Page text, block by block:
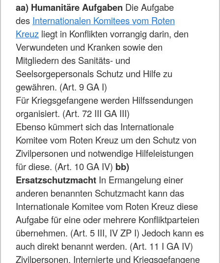
aa) Humanitäre Aufgaben Die Aufgabe
des Internationalen Komitees vom Roten
Kreuz liegt in Konflikten vorrangig darin, den
Verwundeten und Kranken sowie den
Mitgliedern des Sanitäts- und
Seelsorgepersonals Schutz und Hilfe zu
gewähren. (Art. 9 GA I)
Für Kriegsgefangene werden Hilfssendungen
organisiert. (Art. 72 III GA III)
Ebenso kümmert sich das Internationale
Komitee vom Roten Kreuz um den Schutz von
Zivilpersonen und notwendige Hilfeleistungen
für diese. (Art. 10 GA IV) bb)
Ersatzschutzmacht In Ermangelung einer
anderen benannten Schutzmacht kann das
Internationale Komitee vom Roten Kreuz diese
Aufgabe für eine oder mehrere Konfliktparteien
übernehmen. (Art. 5 III, IV ZP I) Jedoch kann es
auch direkt benannt werden. (Art. 11 I GA IV)
Zivilpersonen, Internierte und Kriegsgefangene